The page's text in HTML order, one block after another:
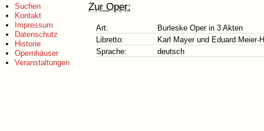
Suchen
Kontakt
Impressum
Datenschutz
Historie
Opernhäuser
Veranstaltungen
Zur Oper:
Art:
Burleske Oper in 3 Akten
Libretto:
Karl Mayer und Eduard Meier-
Sprache:
deutsch